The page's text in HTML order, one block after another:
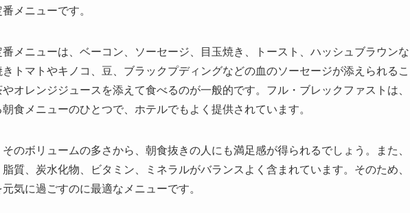
メニューです。
メニューは、 ベーコン、ソーセージ、目玉焼き、トースト、ハッシュブラウンな
きトマトやキノコ、豆、ブラックプディングなどの血のソーセージが添えられるこ
やオレンジジュース を添えて食べるのが一般的です。フル・ブレックファストは、
食メニューのひとつで、ホテルでもよく提供されています。
のボリュームの多さから、朝食抜きの人にも満足感が得られるでしょう。
また、
質、炭水化物、ビタミン、ミネラルがバランスよく含まれています。 そのため、
気に過ごすのに最適なメニューです。